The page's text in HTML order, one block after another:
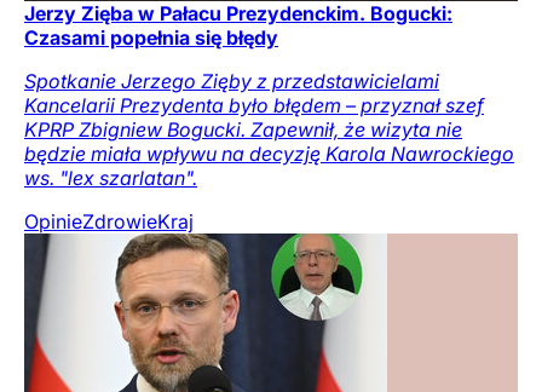
Jerzy Zięba w Pałacu Prezydenckim. Bogucki:
Czasami popełnia się błędy
Spotkanie Jerzego Zięby z przedstawicielami
Kancelarii Prezydenta było błędem – przyznał szef
KPRP Zbigniew Bogucki. Zapewnił, że wizyta nie
będzie miała wpływu na decyzję Karola Nawrockiego
ws. "lex szarlatan".
OpinieZdrowieKraj